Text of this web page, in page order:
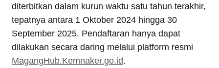
diterbitkan dalam kurun waktu satu tahun terakhir,
tepatnya antara 1 Oktober 2024 hingga 30
September 2025. Pendaftaran hanya dapat
dilakukan secara daring melalui platform resmi
MagangHub.Kemnaker.go.id.